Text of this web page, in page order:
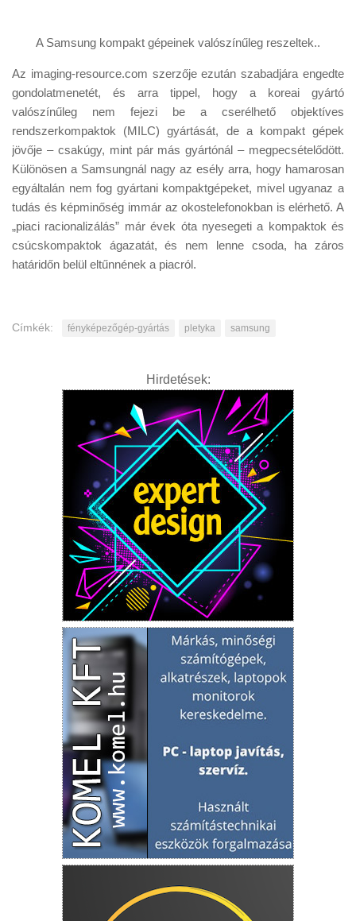
A Samsung kompakt gépeinek valószínűleg reszeltek..
Az imaging-resource.com szerzője ezután szabadjára engedte
gondolatmenetét, és arra tippel, hogy a koreai gyártó
valószínűleg nem fejezi be a cserélhető objektíves
rendszerkompaktok (MILC) gyártását, de a kompakt gépek
jövője – csakúgy, mint pár más gyártónál – megpecsételődött.
Különösen a Samsungnál nagy az esély arra, hogy hamarosan
egyáltalán nem fog gyártani kompaktgépeket, mivel ugyanaz a
tudás és képminőség immár az okostelefonokban is elérhető. A
„piaci racionalizálás” már évek óta nyesegeti a kompaktok és
csúcskompaktok ágazatát, és nem lenne csoda, ha záros
határidőn belül eltűnnének a piacról.
Címkék: fényképezőgép-gyártás pletyka samsung
Hirdetések: